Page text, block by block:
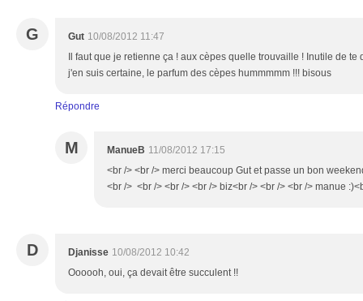
G Gut 10/08/2012 11:47
Il faut que je retienne ça ! aux cèpes quelle trouvaille ! Inutile de
j'en suis certaine, le parfum des cèpes hummmmm !!! bisous
Répondre
M ManueB 11/08/2012 17:15
<br /> <br /> merci beaucoup Gut et passe un bon
<br /> <br /> <br /> <br /> biz<br /> <br /> <br /> manue
D Djanisse 10/08/2012 10:42
Oooooh, oui, ça devait être succulent !!